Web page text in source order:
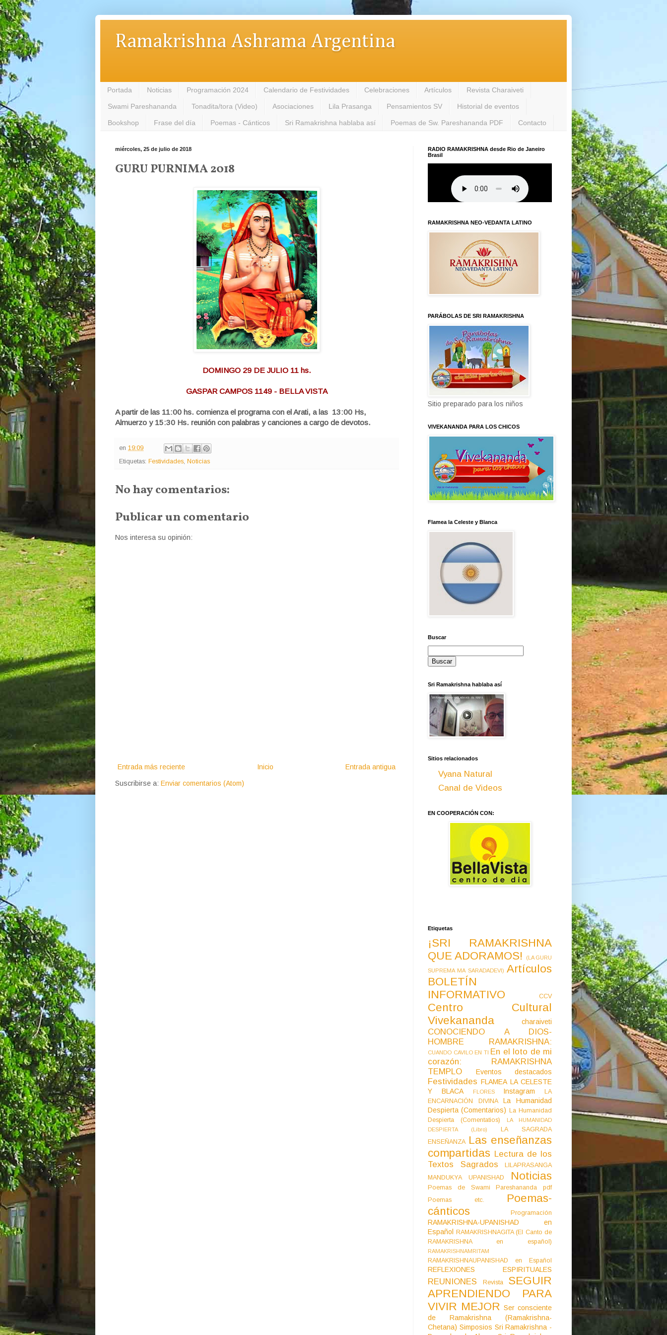
Ramakrishna Ashrama Argentina
Portada Noticias Programación 2024 Calendario de Festividades Celebraciones Artículos Revista Charaiveti
Swami Pareshananda Tonadita/tora (Video) Asociaciones Lila Prasanga Pensamientos SV Historial de eventos
Bookshop Frase del día Poemas - Cánticos Sri Ramakrishna hablaba así Poemas de Sw. Pareshananda PDF Contacto
miércoles, 25 de julio de 2018
GURU PURNIMA 2018
DOMINGO 29 DE JULIO 11 hs.
GASPAR CAMPOS 1149 - BELLA VISTA
A partir de las 11:00 hs. comienza el programa con el Arati, a las 13:00 Hs,
Almuerzo y 15:30 Hs. reunión con palabras y canciones a cargo de devotos.
en 19:09
Etiquetas: Festividades Noticias
No hay comentarios:
Publicar un comentario
Nos interesa su opinión:
Entrada más reciente Entrada antigua
Inicio
Suscribirse a: Enviar comentarios (Atom)
RADIO RAMAKRISHNA desde Rio de Janeiro
Brasil
RAMAKRISHNA NEO-VEDANTA LATINO
PARÁBOLAS DE SRI RAMAKRISHNA
Sitio preparado para los niños
VIVEKANANDA PARA LOS CHICOS
Flamea la Celeste y Blanca
Buscar
Sri Ramakrishna hablaba así
Sitios relacionados
Vyana Natural
Canal de Videos
EN COOPERACIÓN CON:
Etiquetas
¡SRI RAMAKRISHNA
QUE ADORAMOS!
(LA GURU
SUPREMA MA SARADADEVI) Artículos
BOLETÍN
INFORMATIVO
CCV
Centro Cultural
Vivekananda
charaiveti
CONOCIENDO A DIOS-
HOMBRE RAMAKRISHNA:
CUANDO CAVILO EN TI En el loto de mi
corazón: RAMAKRISHNA
TEMPLO
Eventos destacados
Festividades FLAMEA LA CELESTE
Y BLACA
FLORES Instagram
LA
ENCARNACIÓN DIVINA
La Humanidad
Despierta (Comentarios)
La Humanidad
Despierta (Comentatios)
LA HUMANIDAD
DESPIERTA (Libro)
LA SAGRADA
ENSEÑANZA Las enseñanzas
compartidas Lectura de los
Textos Sagrados
LILAPRASANGA
MANDUKYA UPANISHAD
Noticias
Poemas de Swami Pareshananda pdf
Poemas etc.
Poemas-
cánticos
Programación
RAMAKRISHNA-UPANISHAD en
Español
RAMAKRISHNAGITA (El Canto de
RAMAKRISHNA en español)
RAMAKRISHNAMRITAM
RAMAKRISHNAUPANISHAD en Español
REFLEXIONES ESPIRITUALES
REUNIONES Revista
SEGUIR
APRENDIENDO PARA
VIVIR MEJOR Ser consciente
de Ramakrishna (Ramakrishna-
Chetana) Simposios Sri Ramakrishna -